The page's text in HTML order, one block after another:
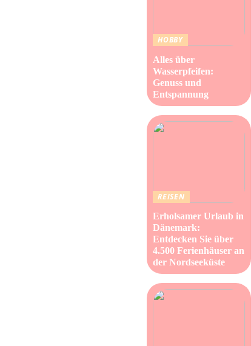
HOBBY
Alles über
Wasserpfeifen:
Genuss und
Entspannung
REISEN
Erholsamer Urlaub in
Dänemark:
Entdecken Sie über
4.500 Ferienhäuser an
der Nordseeküste